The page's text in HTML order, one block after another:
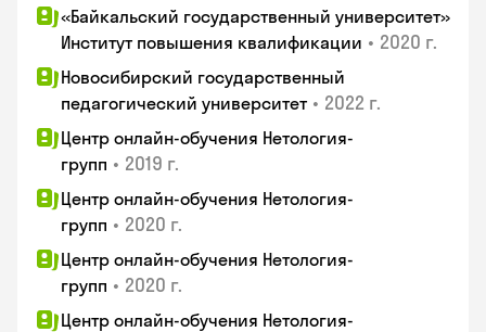
«Байкальский государственный университет»
Институт повышения квалификации • 2020 г.
Новосибирский государственный
педагогический университет • 2022 г.
Центр онлайн-обучения Нетология-
групп • 2019 г.
Центр онлайн-обучения Нетология-
групп • 2020 г.
Центр онлайн-обучения Нетология-
групп • 2020 г.
Центр онлайн-обучения Нетология-